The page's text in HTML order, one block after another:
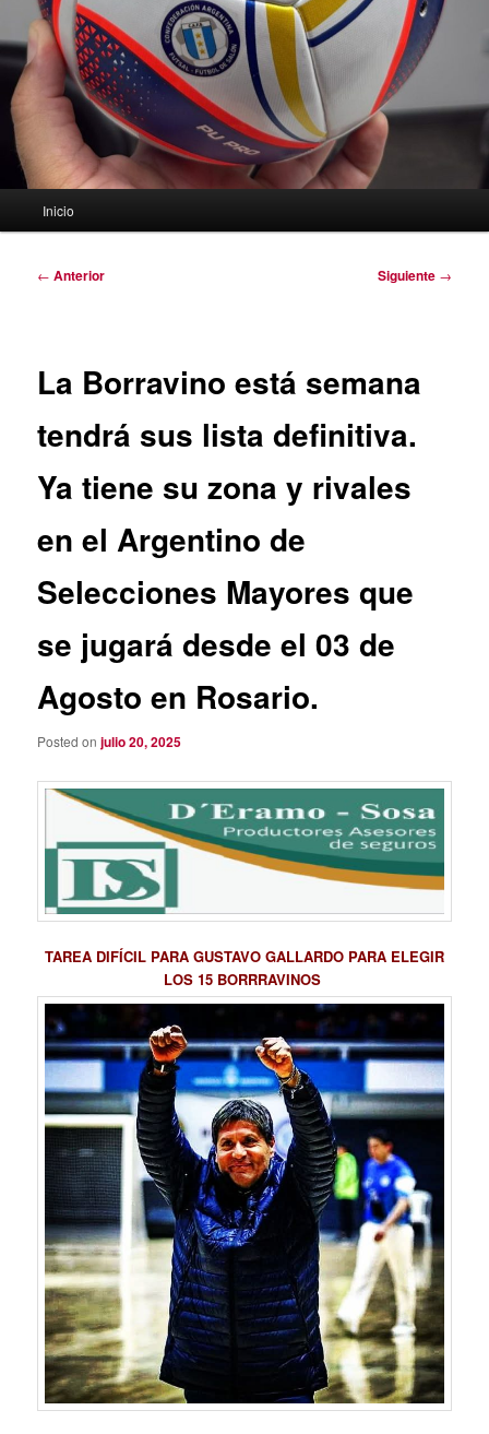
Inicio
Navegación
← Anterior Siguiente →
La Borravino está semana
tendrá sus lista definitiva.
Ya tiene su zona y rivales
en el Argentino de
Selecciones Mayores que
se jugará desde el 03 de
Agosto en Rosario.
Posted onjulio 20, 2025
TAREA DIFÍCIL PARA GUSTAVO GALLARDO PARA ELEGIR
LOS 15 BORRRAVINOS